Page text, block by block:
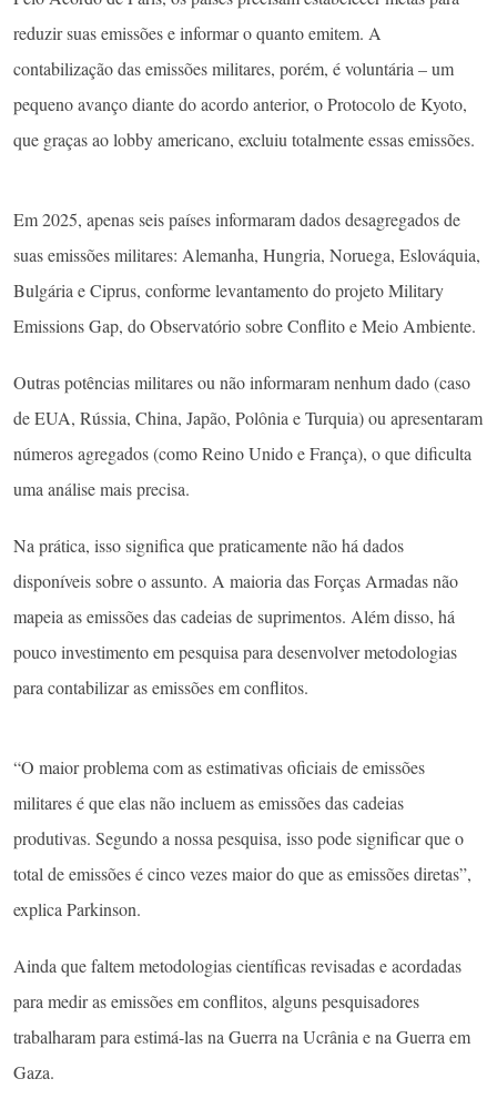
reduzir suas emissões e informar o quanto emitem. A
contabilização das emissões militares, porém, é voluntária – um
pequeno avanço diante do acordo anterior, o Protocolo de Kyoto,
que graças ao lobby americano, excluiu totalmente essas emissões.
Em 2025, apenas seis países informaram dados desagregados de
suas emissões militares: Alemanha, Hungria, Noruega, Eslováquia,
Bulgária e Ciprus, conforme levantamento do projeto Military
Emissions Gap, do Observatório sobre Conflito e Meio Ambiente.
Outras potências militares ou não informaram nenhum dado (caso
de EUA, Rússia, China, Japão, Polônia e Turquia) ou apresentaram
números agregados (como Reino Unido e França), o que dificulta
uma análise mais precisa.
Na prática, isso significa que praticamente não há dados
disponíveis sobre o assunto. A maioria das Forças Armadas não
mapeia as emissões das cadeias de suprimentos. Além disso, há
pouco investimento em pesquisa para desenvolver metodologias
para contabilizar as emissões em conflitos.
“O maior problema com as estimativas oficiais de emissões
militares é que elas não incluem as emissões das cadeias
produtivas. Segundo a nossa pesquisa, isso pode significar que o
total de emissões é cinco vezes maior do que as emissões diretas”,
explica Parkinson.
Ainda que faltem metodologias científicas revisadas e acordadas
para medir as emissões em conflitos, alguns pesquisadores
trabalharam para estimá-las na Guerra na Ucrânia e na Guerra em
Gaza.